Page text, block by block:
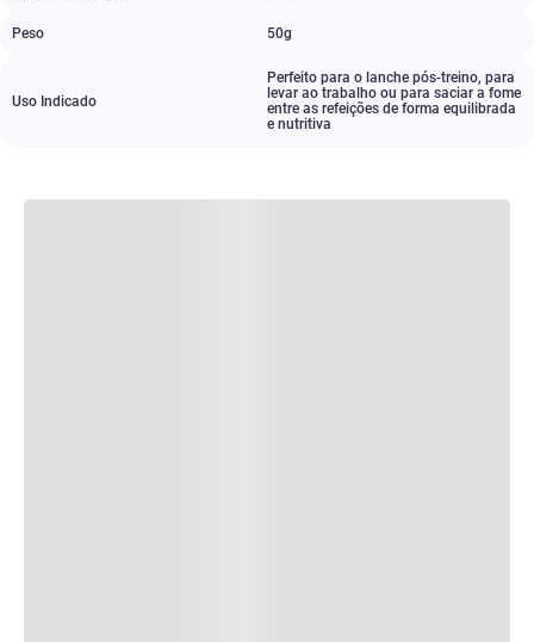
Peso 50g
Uso Indicado
Perfeito para o lanche pós-treino, para
levar ao trabalho ou para saciar a fome
entre as refeições de forma equilibrada
e nutritiva